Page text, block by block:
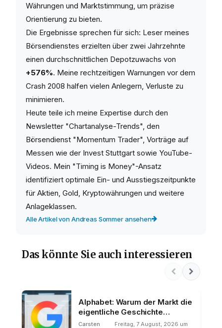
Währungen und Marktstimmung, um präzise
Orientierung zu bieten.
Die Ergebnisse sprechen für sich: Leser meines
Börsendienstes erzielten über zwei Jahrzehnte
einen durchschnittlichen Depotzuwachs von
+576%. Meine rechtzeitigen Warnungen vor dem
Crash 2008 halfen vielen Anlegern, Verluste zu
minimieren.
Heute teile ich meine Expertise durch den
Newsletter "Chartanalyse-Trends", den
Börsendienst "Momentum Trader", Vorträge auf
Messen wie der Invest Stuttgart sowie YouTube-
Videos. Mein "Timing is Money"-Ansatz
identifiziert optimale Ein- und Ausstiegszeitpunkte
für Aktien, Gold, Kryptowährungen und weitere
Anlageklassen.
Alle Artikel von Andreas Sommer ansehen
Das könnte Sie auch interessieren
Alphabet: Warum der Markt die
eigentliche Geschichte
übersieht
Carsten
Freitag, 7 August, 2026 um